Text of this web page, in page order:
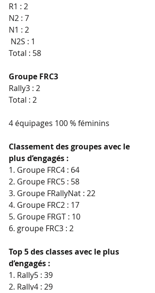
R1 : 2
N2 : 7
N1 : 2
N2S : 1
Total : 58
Groupe FRC3
Rally3 : 2
Total : 2
4 équipages 100 % féminins
Classement des groupes avec le
plus d’engagés :
1. Groupe FRC4 : 64
2. Groupe FRC5 : 58
3. Groupe FRallyNat : 22
4. Groupe FRC2 : 17
5. Groupe FRGT : 10
6. groupe FRC3 : 2
Top 5 des classes avec le plus
d’engagés :
1. Rally5 : 39
2. Rally4 : 29